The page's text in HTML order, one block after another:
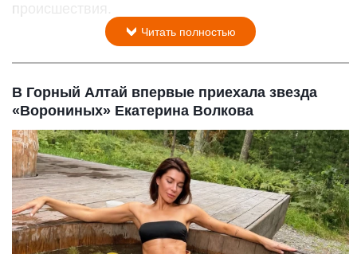
происшествия.
Читать полностью
В Горный Алтай впервые приехала звезда
«Ворониных» Екатерина Волкова